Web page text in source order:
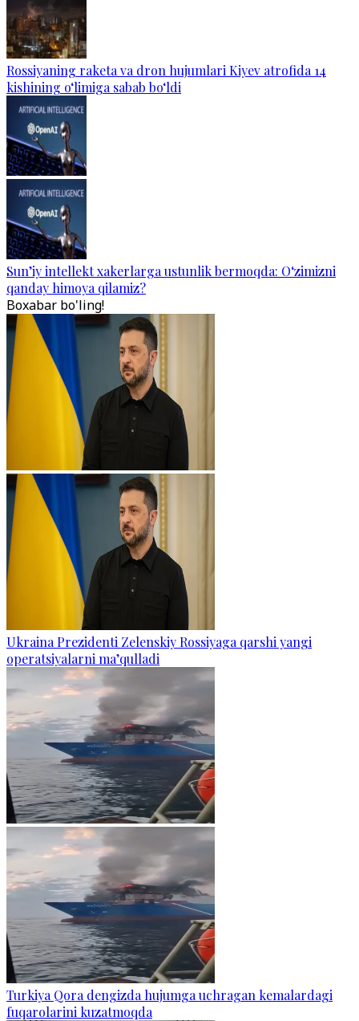
Rossiyaning raketa va dron hujumlari Kiyev atrofida 14
kishining o‘limiga sabab bo‘ldi
Sun’iy intellekt xakerlarga ustunlik bermoqda: O‘zimizni
qanday himoya qilamiz?
Boxabar bo'ling!
Ukraina Prezidenti Zelenskiy Rossiyaga qarshi yangi
operatsiyalarni ma’qulladi
Turkiya Qora dengizda hujumga uchragan kemalardagi
fuqarolarini kuzatmoqda